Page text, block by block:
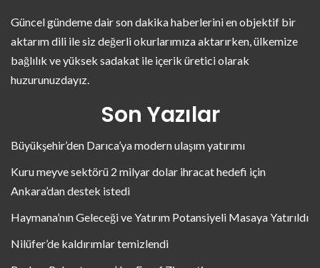
Güncel gündeme dair son dakika haberlerini en objektif bir
aktarım dili ile siz değerli okurlarımıza aktarırken, ülkemize
bağlılık ve yüksek sadakat ile içerik üretici olarak
huzurunuzdayız.
Son Yazılar
Büyükşehir’den Darıca’ya modern ulaşım yatırımı
Kuru meyve sektörü 2 milyar dolar ihracat hedefi için
Ankara’dan destek istedi
Haymana’nın Geleceği ve Yatırım Potansiyeli Masaya Yatırıldı
Nilüfer’de kaldırımlar temizlendi